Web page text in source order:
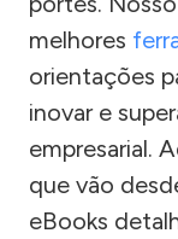
melhores
orientações
inovar e
empresarial.
que vão
eBooks